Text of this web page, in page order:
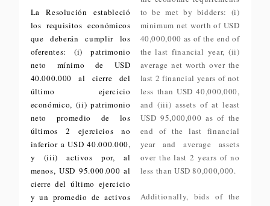
La Resolución estableció
los requisitos económicos
que deberán cumplir los
oferentes: (i) patrimonio
neto mínimo de USD
40.000.000 al cierre del
último ejercicio
económico, (ii) patrimonio
neto promedio de los
últimos 2 ejercicios no
inferior a USD 40.000.000,
y (iii) activos por, al
menos, USD 95.000.000 al
cierre del último ejercicio
y un promedio de activos
to be met by bidders: (i)
minimum net worth of USD
40,000,000 as of the end of
the last financial year, (ii)
average net worth over the
last 2 financial years of not
less than USD 40,000,000,
and (iii) assets of at least
USD 95,000,000 as of the
end of the last financial
year and average assets
over the last 2 years of no
less than USD 80,000,000.
Additionally, bids of the